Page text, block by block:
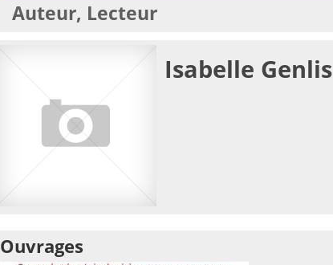
Auteur, Lecteur
Isabelle Genlis
Ouvrages